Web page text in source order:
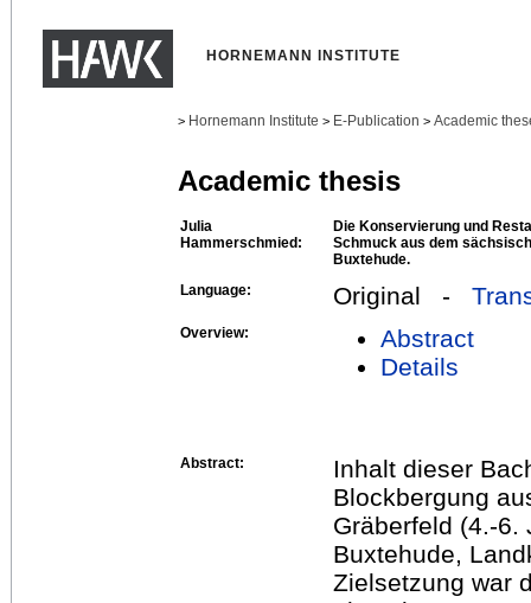
HORNEMANN INSTITUTE
> Hornemann Institute > E-Publication > Academic
Academic thesis
Julia
Hammerschmied:
Die Konservierung und
Schmuck aus dem
Buxtehude.
Language:
Original -
Overview:
Abstract
Details
Abstract:
Inhalt dieser
Blockbergung
Gräberfeld (4.-6.
Buxtehude,
Zielsetzung war